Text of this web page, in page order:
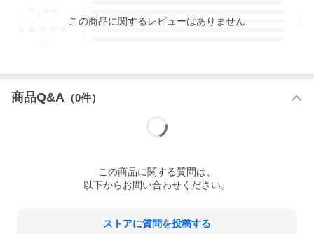
る「わがままおやすみ」シリーズ第７弾！小学校低学年から。
3
この商品に関するレビューはありません
商品Q&A （0件）
この商品に関する質問は、
以下からお問い合わせください。
ストアに質問を投稿する